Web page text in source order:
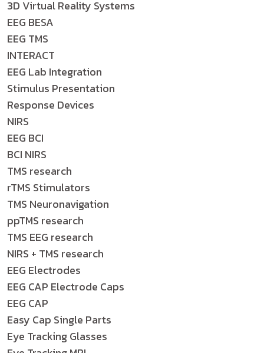
3D Virtual Reality Systems
EEG BESA
EEG TMS
INTERACT
EEG Lab Integration
Stimulus Presentation
Response Devices
NIRS
EEG BCI
BCI NIRS
TMS research
rTMS Stimulators
TMS Neuronavigation
ppTMS research
TMS EEG research
NIRS + TMS research
EEG Electrodes
EEG CAP Electrode Caps
EEG CAP
Easy Cap Single Parts
Eye Tracking Glasses